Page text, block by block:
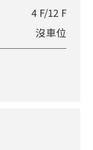
4 F/12 F
沒車位